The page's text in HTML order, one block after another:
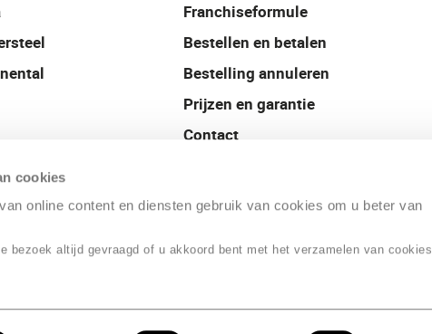
cookies
online content en diensten gebruik van cookies om u beter van
bezoek altijd gevraagd of u akkoord bent met het verzamelen van cookies
Franchiseformule
Bestellen en betalen
Bestelling annuleren
Prijzen en garantie
Contact